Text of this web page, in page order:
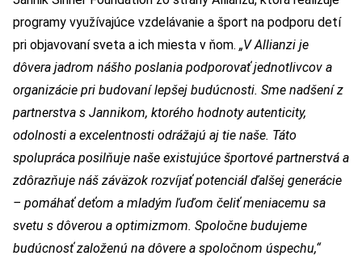
programy využívajúce vzdelávanie a šport na podporu detí
pri objavovaní sveta a ich miesta v ňom. „V Allianzi je
dôvera jadrom nášho poslania podporovať jednotlivcov a
organizácie pri budovaní lepšej budúcnosti. Sme nadšení z
partnerstva s Jannikom, ktorého hodnoty autenticity,
odolnosti a excelentnosti odrážajú aj tie naše. Táto
spolupráca posilňuje naše existujúce športové partnerstvá a
zdôrazňuje náš záväzok rozvíjať potenciál ďalšej generácie
– pomáhať deťom a mladým ľuďom čeliť meniacemu sa
svetu s dôverou a optimizmom. Spoločne budujeme
budúcnosť založenú na dôvere a spoločnom úspechu,“